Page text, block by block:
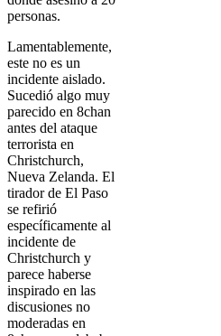
personas.
Lamentablemente,
este no es un
incidente aislado.
Sucedió algo muy
parecido en 8chan
antes del ataque
terrorista en
Christchurch,
Nueva Zelanda. El
tirador de El Paso
se refirió
específicamente al
incidente de
Christchurch y
parece haberse
inspirado en las
discusiones no
moderadas en